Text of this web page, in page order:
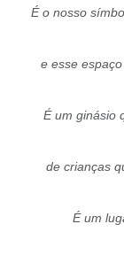
É o nosso
e esse
É um ginásio
de crianças
É um